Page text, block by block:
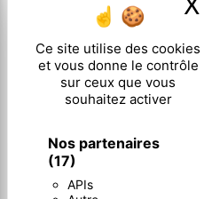
Ce site utilise des cookies
et vous donne le contrôle
sur ceux que vous
souhaitez activer
Nos partenaires
(17)
APIs
En cochant cette case,
particulières ci-dessous **
** Les données personnelles
contacter. Elles sont destinées à et ses